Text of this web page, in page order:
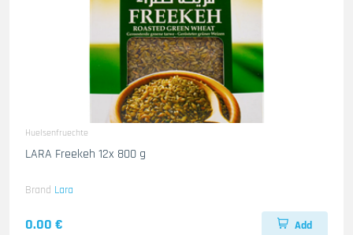
Huelsenfruechte
LARA Freekeh 12x 800 g
Brand Lara
0.00 € Add